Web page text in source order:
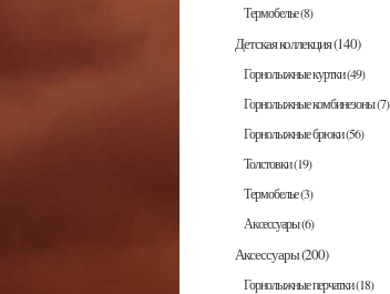
Термобелье(8)
Детская коллекция(140)
Горнолыжные куртки(49)
Горнолыжные комбинезоны(7)
Горнолыжные брюки(56)
Толстовки(19)
Термобелье(3)
Аксессуары(6)
Аксессуары(200)
Горнолыжные перчатки(18)